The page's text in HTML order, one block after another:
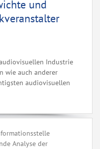
und
Industrie
wie auch anderer
audiovisuellen
Analyse der